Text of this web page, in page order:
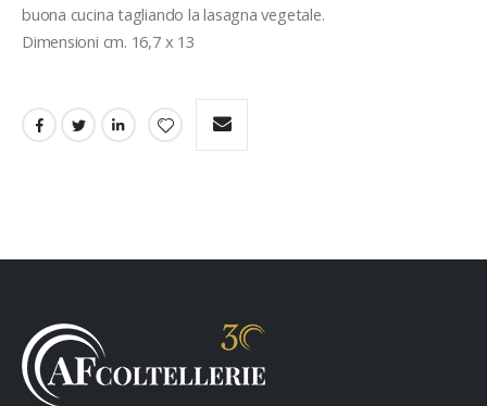
buona cucina tagliando la lasagna vegetale.
Dimensioni cm. 16,7 x 13